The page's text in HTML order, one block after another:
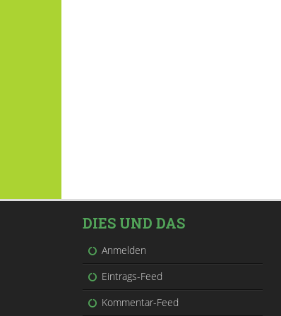
DIES UND DAS
Anmelden
Eintrags-Feed
Kommentar-Feed